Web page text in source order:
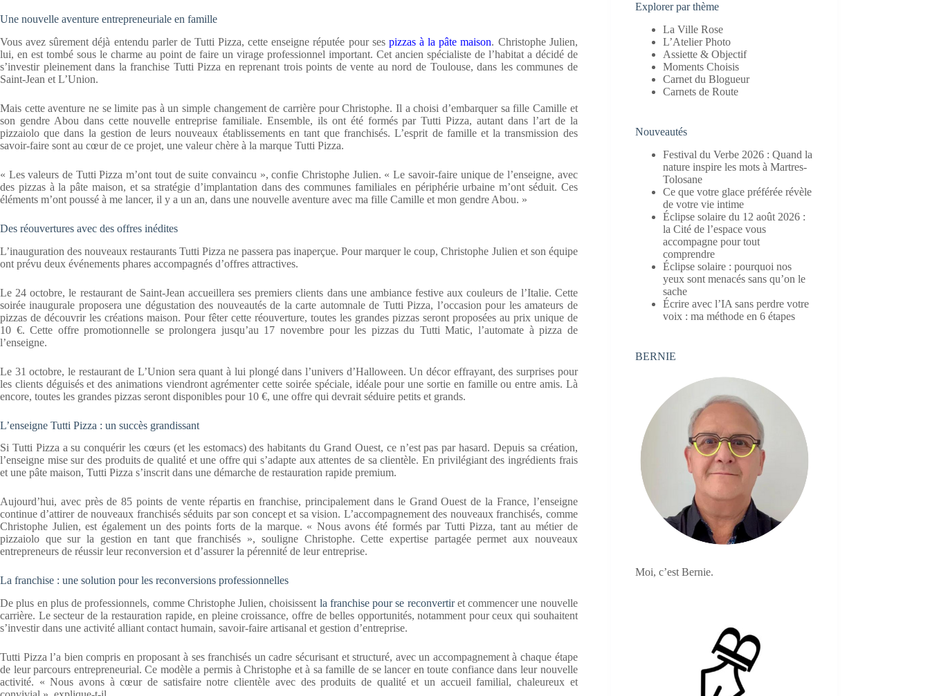
Une nouvelle aventure entrepreneuriale en famille
Vous avez sûrement déjà entendu parler de Tutti Pizza, cette enseigne réputée pour ses pizzas à la pâte maison. Christophe Julien,
lui, en est tombé sous le charme au point de faire un virage professionnel important. Cet ancien spécialiste de l’habitat a décidé de
s’investir pleinement dans la franchise Tutti Pizza en reprenant trois points de vente au nord de Toulouse, dans les communes de
Saint-Jean et L’Union.
Mais cette aventure ne se limite pas à un simple changement de carrière pour Christophe. Il a choisi d’embarquer sa fille Camille et
son gendre Abou dans cette nouvelle entreprise familiale. Ensemble, ils ont été formés par Tutti Pizza, autant dans l’art de la
pizzaiolo que dans la gestion de leurs nouveaux établissements en tant que franchisés. L’esprit de famille et la transmission des
savoir-faire sont au cœur de ce projet, une valeur chère à la marque Tutti Pizza.
« Les valeurs de Tutti Pizza m’ont tout de suite convaincu », confie Christophe Julien. « Le savoir-faire unique de l’enseigne, avec
des pizzas à la pâte maison, et sa stratégie d’implantation dans des communes familiales en périphérie urbaine m’ont séduit. Ces
éléments m’ont poussé à me lancer, il y a un an, dans une nouvelle aventure avec ma fille Camille et mon gendre Abou. »
Des réouvertures avec des offres inédites
L’inauguration des nouveaux restaurants Tutti Pizza ne passera pas inaperçue. Pour marquer le coup, Christophe Julien et son équipe
ont prévu deux événements phares accompagnés d’offres attractives.
Le 24 octobre, le restaurant de Saint-Jean accueillera ses premiers clients dans une ambiance festive aux couleurs de l’Italie. Cette
soirée inaugurale proposera une dégustation des nouveautés de la carte automnale de Tutti Pizza, l’occasion pour les amateurs de
pizzas de découvrir les créations maison. Pour fêter cette réouverture, toutes les grandes pizzas seront proposées au prix unique de
10 €. Cette offre promotionnelle se prolongera jusqu’au 17 novembre pour les pizzas du Tutti Matic, l’automate à pizza de
l’enseigne.
Le 31 octobre, le restaurant de L’Union sera quant à lui plongé dans l’univers d’Halloween. Un décor effrayant, des surprises pour
les clients déguisés et des animations viendront agrémenter cette soirée spéciale, idéale pour une sortie en famille ou entre amis. Là
encore, toutes les grandes pizzas seront disponibles pour 10 €, une offre qui devrait séduire petits et grands.
L’enseigne Tutti Pizza : un succès grandissant
Si Tutti Pizza a su conquérir les cœurs (et les estomacs) des habitants du Grand Ouest, ce n’est pas par hasard. Depuis sa création,
l’enseigne mise sur des produits de qualité et une offre qui s’adapte aux attentes de sa clientèle. En privilégiant des ingrédients frais
et une pâte maison, Tutti Pizza s’inscrit dans une démarche de restauration rapide premium.
Aujourd’hui, avec près de 85 points de vente répartis en franchise, principalement dans le Grand Ouest de la France, l’enseigne
continue d’attirer de nouveaux franchisés séduits par son concept et sa vision. L’accompagnement des nouveaux franchisés, comme
Christophe Julien, est également un des points forts de la marque. « Nous avons été formés par Tutti Pizza, tant au métier de
pizzaiolo que sur la gestion en tant que franchisés », souligne Christophe. Cette expertise partagée permet aux nouveaux
entrepreneurs de réussir leur reconversion et d’assurer la pérennité de leur entreprise.
La franchise : une solution pour les reconversions professionnelles
De plus en plus de professionnels, comme Christophe Julien, choisissent la franchise pour se reconvertiret commencer une nouvelle
carrière. Le secteur de la restauration rapide, en pleine croissance, offre de belles opportunités, notamment pour ceux qui souhaitent
s’investir dans une activité alliant contact humain, savoir-faire artisanal et gestion d’entreprise.
Tutti Pizza l’a bien compris en proposant à ses franchisés un cadre sécurisant et structuré, avec un accompagnement à chaque étape
de leur parcours entrepreneurial. Ce modèle a permis à Christophe et à sa famille de se lancer en toute confiance dans leur nouvelle
activité. « Nous avons à cœur de satisfaire notre clientèle avec des produits de qualité et un accueil familial, chaleureux et
Explorer par thème
La Ville Rose
L’Atelier Photo
Assiette & Objectif
Moments Choisis
Carnet du Blogueur
Carnets de Route
Nouveautés
Festival du Verbe 2026 : Quand la
nature inspire les mots à Martres-
Tolosane
Ce que votre glace préférée révèle
de votre vie intime
Éclipse solaire du 12 août 2026 :
la Cité de l’espace vous
accompagne pour tout
comprendre
Éclipse solaire : pourquoi nos
yeux sont menacés sans qu’on le
sache
Écrire avec l’IA sans perdre votre
voix : ma méthode en 6 étapes
BERNIE
Moi, c’est Bernie.